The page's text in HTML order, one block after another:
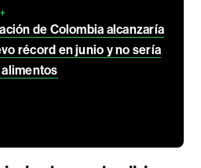
de Colombia alcanzaría
récord en junio y no sería